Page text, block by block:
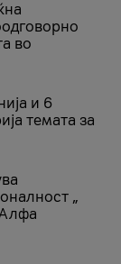
во
и 6
темата за
„